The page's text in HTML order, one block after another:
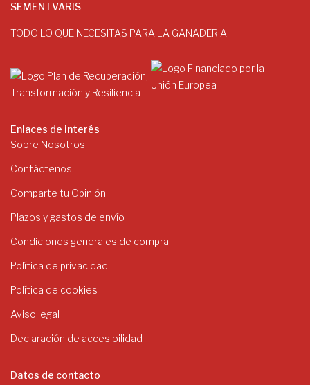
SEMEN I VARIS
TODO LO QUE NECESITAS PARA LA GANADERIA.
Enlaces de interés
Sobre Nosotros
Contáctenos
Comparte tu Opinión
Plazos y gastos de envío
Condiciones generales de compra
Política de privacidad
Política de cookies
Aviso legal
Declaración de accesibilidad
Datos de contacto